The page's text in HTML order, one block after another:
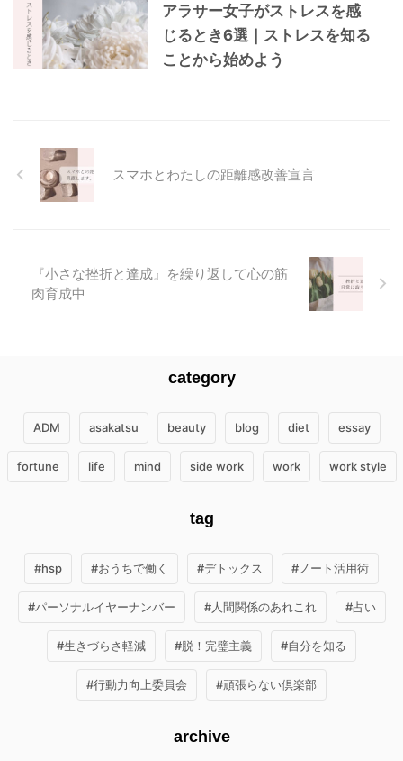
アラサー女子がストレスを感
じるとき6選｜ストレスを知る
ことから始めよう
スマホとわたしの距離感改善宣言
『小さな挫折と達成』を繰り返して心の筋
肉育成中
category
ADM asakatsu beauty blog diet essay
fortune life mind side work work work style
tag
#hsp #おうちで働く #デトックス #ノート活用術
#パーソナルイヤーナンバー #人間関係のあれこれ #占い
#生きづらさ軽減 #脱！完璧主義 #自分を知る
#行動力向上委員会 #頑張らない倶楽部
archive